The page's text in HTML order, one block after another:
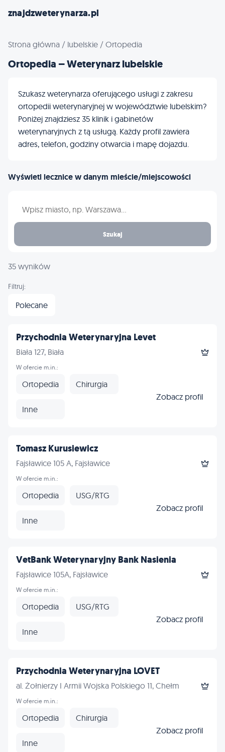
znajdzweterynarza.pl
Strona główna / lubelskie / Ortopedia
Ortopedia – Weterynarz lubelskie
Szukasz weterynarza oferującego usługi z zakresu
ortopedii weterynaryjnej w województwie lubelskim?
Poniżej znajdziesz 35 klinik i gabinetów
weterynaryjnych z tą usługą. Każdy profil zawiera
adres, telefon, godziny otwarcia i mapę dojazdu.
Wyświetl lecznice w danym mieście/miejscowości
Szukaj
35 wyników
Filtruj:
Polecane
Przychodnia Weterynaryjna Levet
Biała 127, Biała
W ofercie m.in.:
Ortopedia Chirurgia
Inne
Zobacz profil
Tomasz Kurusiewicz
Fajsławice 105 A, Fajsławice
W ofercie m.in.:
Ortopedia USG/RTG
Inne
Zobacz profil
VetBank Weterynaryjny Bank Nasienia
Fajsławice 105A, Fajsławice
W ofercie m.in.:
Ortopedia USG/RTG
Inne
Zobacz profil
Przychodnia Weterynaryjna LOVET
al. Żołnierzy I Armii Wojska Polskiego 11, Chełm
W ofercie m.in.:
Ortopedia Chirurgia
Inne
Zobacz profil